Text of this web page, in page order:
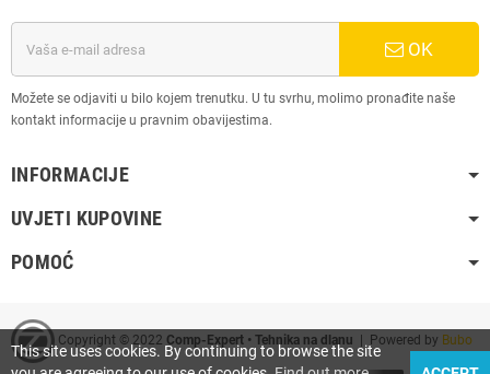
OK
Možete se odjaviti u bilo kojem trenutku. U tu svrhu, molimo pronađite naše
kontakt informacije u pravnim obavijestima.
INFORMACIJE
UVJETI KUPOVINE
POMOĆ
Copyright © 2022 Comp-Expert • Tehnika na dlanu | Powered by Bubo
This site uses cookies. By continuing to browse the site